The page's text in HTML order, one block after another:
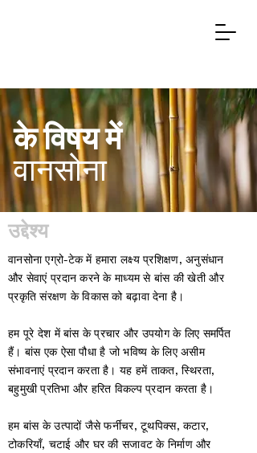
Ag r otech
के विषय में
वानसोना
उद्देश्य
वानसोना एग्रो-टेक में हमारा लक्ष्य प्रशिक्षण, अनुसंधान
और सेवाएं प्रदान करने के माध्यम से बांस की खेती और
प्रकृति संरक्षण के विकास को बढ़ावा देना है।
हम पूरे देश में बांस के प्रचार और उपयोग के लिए समर्पित
हैं। बांस एक ऐसा पौधा है जो भविष्य के लिए असीम
संभावनाएं प्रदान करता है। यह हमें ताकत, स्थिरता,
बहुमुखी प्रतिभा और हरित विकल्प प्रदान करता है।
हम बांस के उत्पादों जैसे फर्नीचर, टूथपिक्स, कटार,
टोकरियाँ, चटाई और घर की सजावट के निर्माण और